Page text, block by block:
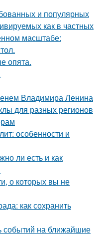
и популярных
как в частных
масштабе:
опята.
Владимира Ленина
для разных регионов
особенности и
ли есть и как
о которых вы не
как сохранить
событий на ближайшие